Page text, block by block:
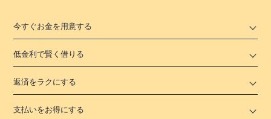
今すぐお金を用意する
低金利で賢く借りる
返済をラクにする
支払いをお得にする